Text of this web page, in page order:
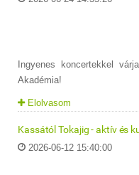
Ingyenes koncertekkel
Akadémia!
Elolvasom
Kassától Tokajig - aktív és
2026-06-12 15:40:00